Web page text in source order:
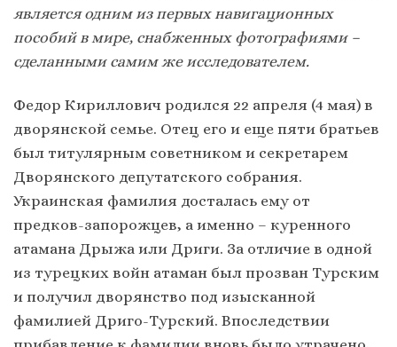
является одним из первых навигационных
пособий в мире, снабженных фотографиями –
сделанными самим же исследователем.
Федор Кириллович родился 22 апреля (4 мая) в
дворянской семье. Отец его и еще пяти братьев
был титулярным советником и секретарем
Дворянского депутатского собрания.
Украинская фамилия досталась ему от
предков-запорожцев, а именно – куренного
атамана Дрыжа или Дриги. За отличие в одной
из турецких войн атаман был прозван Турским
и получил дворянство под изысканной
фамилией Дриго-Турский. Впоследствии